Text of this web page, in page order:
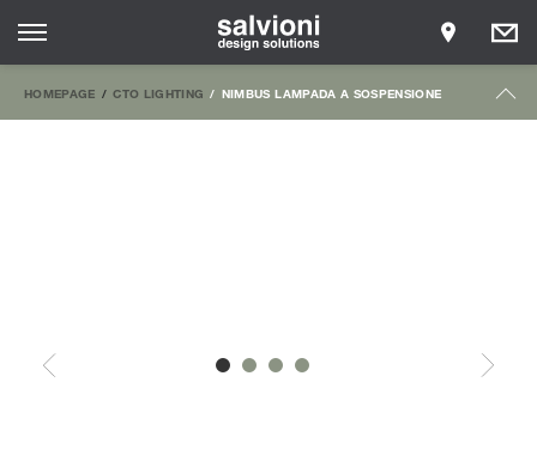
HOMEPAGE CTO LIGHTING NIMBUS LAMPADA A SOSPENSIONE